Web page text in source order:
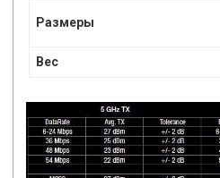
Размеры
Вес